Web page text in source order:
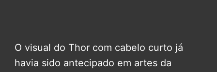
O visual do Thor com cabelo curto já
havia sido antecipado em artes da